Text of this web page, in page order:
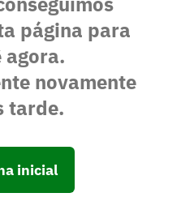
página para
agora.
novamente
tarde.
inicial